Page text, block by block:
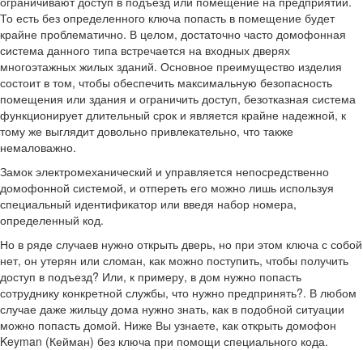
То есть без определенного ключа попасть в помещение будет
крайне проблематично. В целом, достаточно часто домофонная
система данного типа встречается на входных дверях
многоэтажных жилых зданий. Основное преимущество изделия
состоит в том, чтобы обеспечить максимальную безопасность
помещения или здания и ограничить доступ, безотказная система
функционирует длительный срок и является крайне надежной, к
тому же выглядит довольно привлекательно, что также
немаловажно.
Замок электромеханический и управляется непосредственно
домофонной системой, и отпереть его можно лишь используя
специальный идентификатор или введя набор номера,
определенный код.
Но в ряде случаев нужно открыть дверь, но при этом ключа с собой
нет, он утерян или сломан, как можно поступить, чтобы получить
доступ в подъезд? Или, к примеру, в дом нужно попасть
сотруднику конкретной службы, что нужно предпринять?. В любом
случае даже жильцу дома нужно знать, как в подобной ситуации
можно попасть домой. Ниже Вы узнаете, как открыть домофон
Keyman (Кейман) без ключа при помощи специального кода.